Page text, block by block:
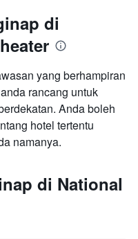
di
yang berhampiran
rancang untuk
Anda boleh
hotel tertentu
namanya.
di National